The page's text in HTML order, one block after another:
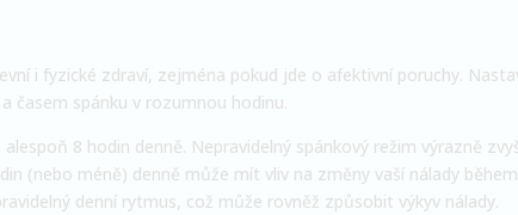
i fyzické zdraví, zejména pokud jde o afektivní poruchy.
časem spánku v rozumnou hodinu.
8 hodin denně. Nepravidelný spánkový režim výrazně
(nebo méně) denně může mít vliv na změny vaší nálady
denní rytmus, což může rovněž způsobit výkyv nálady.